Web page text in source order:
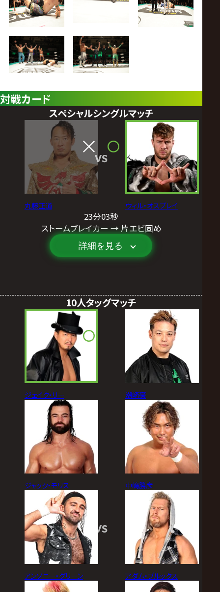
対戦カード
スペシャルシングルマッチ
丸藤正道
VS
ウィル・オスプレイ
23分03秒
ストームブレイカー → 片エビ固め
詳細を見る
10人タッグマッチ
ジェイク・リー
ジャック・モリス
アンソニー・グリーン
VS
潮崎豪
中嶋勝彦
アダム・ブルックス